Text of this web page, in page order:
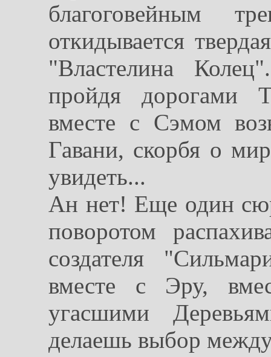
благоговейным
откидывается
"Властелина
пройдя дорогами
вместе с Сэмом
Гавани, скорбя о
увидеть...
Ан нет! Еще один
поворотом
создателя
вместе с Эру,
угасшими
делаешь выбор